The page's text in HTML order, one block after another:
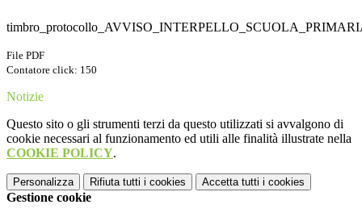
File PDF
Contatore click: 150
Notizie
Questo sito o gli strumenti terzi da questo utilizzati si avvalgono di
cookie necessari al funzionamento ed utili alle finalità illustrate nella
COOKIE POLICY.
Personalizza Rifiuta tutti i cookies Accetta tutti i cookies
Gestione cookie